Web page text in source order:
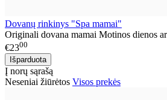
Dovanų rinkinys "Spa mamai"
Originali dovana mamai Motinos dienos
€2300
Į norų sąrašą
Neseniai žiūrėtos Visos prekės